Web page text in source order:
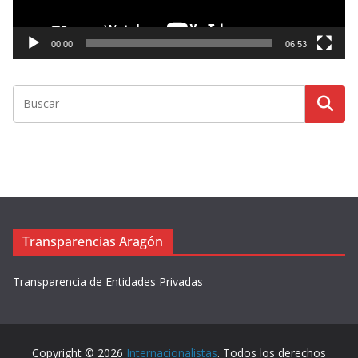
o
r
e
e
00:00 06:53
Transparencias Aragón
Transparencia de Entidades Privadas
Copyright © 2026 Internacionalistas. Todos los derechos